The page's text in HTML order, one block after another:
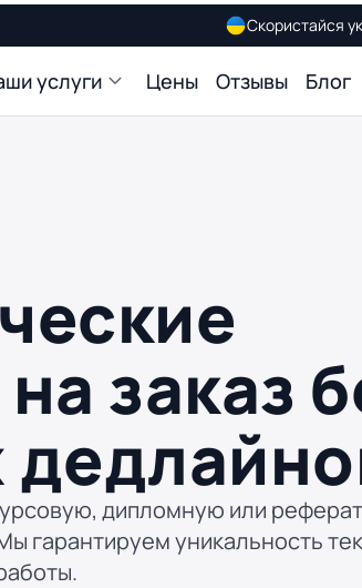
Скористайся
услуги Цены Отзывы Блог
заказ
дипломную или
гарантируем уникальность